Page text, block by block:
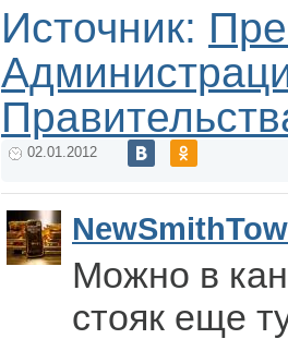
Источник:
02.01.2012
Можно в
стояк еще